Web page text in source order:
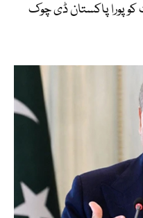
کو پورا پاکستان ڈی چوک